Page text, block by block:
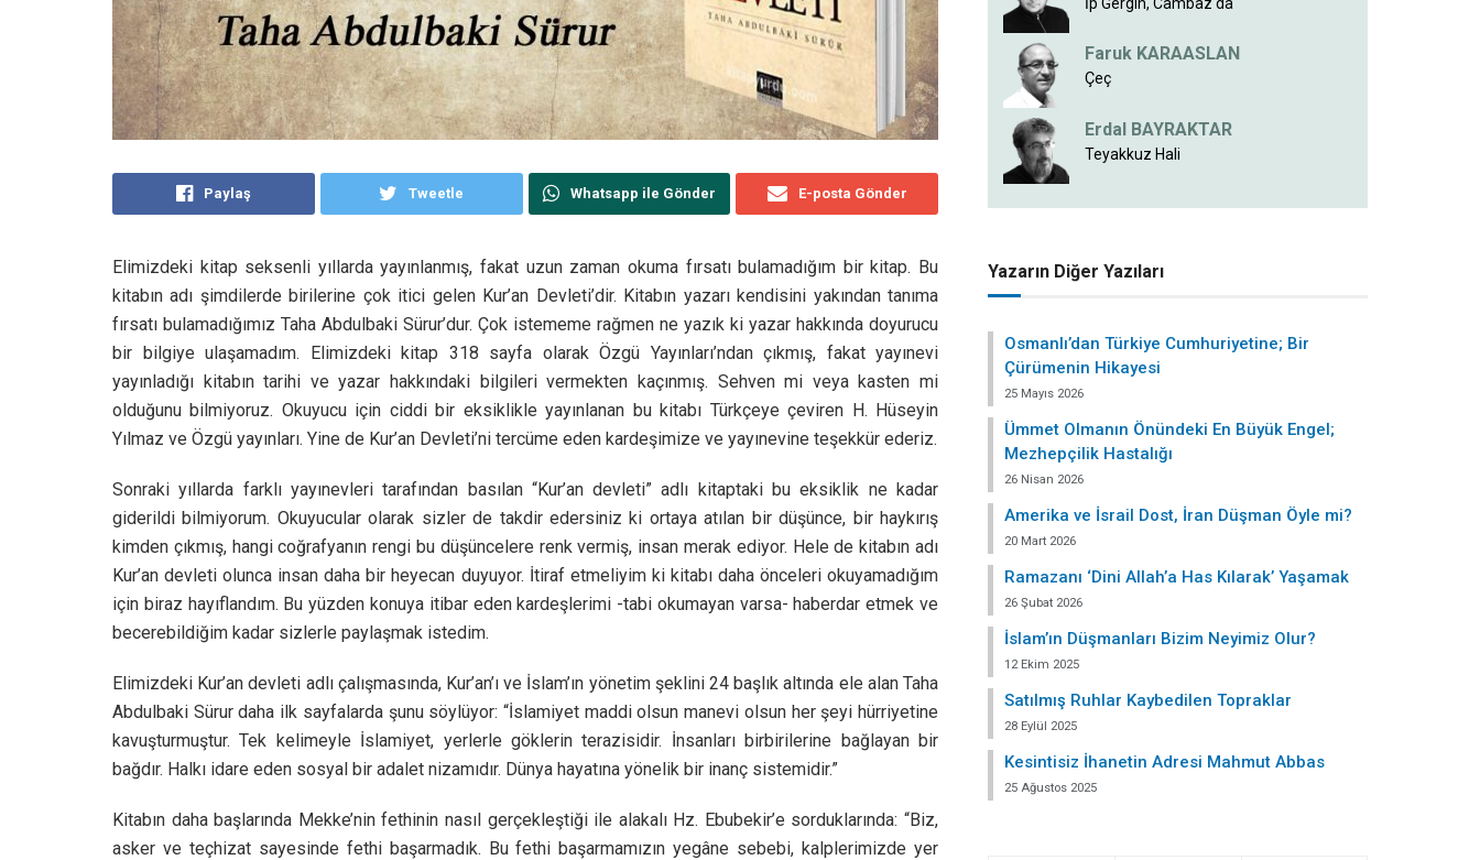
Paylaş Tweetle Whatsapp ile Gönder E-posta Gönder
Elimizdeki kitap seksenli yıllarda yayınlanmış, fakat uzun zaman okuma fırsatı bulamadığım bir kitap. Bu
kitabın adı şimdilerde birilerine çok itici gelen Kur’an Devleti’dir. Kitabın yazarı kendisini yakından tanıma
fırsatı bulamadığımız Taha Abdulbaki Sürur’dur. Çok istememe rağmen ne yazık ki yazar hakkında doyurucu
bir bilgiye ulaşamadım. Elimizdeki kitap 318 sayfa olarak Özgü Yayınları’ndan çıkmış, fakat yayınevi
yayınladığı kitabın tarihi ve yazar hakkındaki bilgileri vermekten kaçınmış. Sehven mi veya kasten mi
olduğunu bilmiyoruz. Okuyucu için ciddi bir eksiklikle yayınlanan bu kitabı Türkçeye çeviren H. Hüseyin
Yılmaz ve Özgü yayınları. Yine de Kur’an Devleti’ni tercüme eden kardeşimize ve yayınevine teşekkür ederiz.
Sonraki yıllarda farklı yayınevleri tarafından basılan “Kur’an devleti” adlı kitaptaki bu eksiklik ne kadar
giderildi bilmiyorum. Okuyucular olarak sizler de takdir edersiniz ki ortaya atılan bir düşünce, bir haykırış
kimden çıkmış, hangi coğrafyanın rengi bu düşüncelere renk vermiş, insan merak ediyor. Hele de kitabın adı
Kur’an devleti olunca insan daha bir heyecan duyuyor. İtiraf etmeliyim ki kitabı daha önceleri okuyamadığım
için biraz hayıflandım. Bu yüzden konuya itibar eden kardeşlerimi -tabi okumayan varsa- haberdar etmek ve
becerebildiğim kadar sizlerle paylaşmak istedim.
Elimizdeki Kur’an devleti adlı çalışmasında, Kur’an’ı ve İslam’ın yönetim şeklini 24 başlık altında ele alan Taha
Abdulbaki Sürur daha ilk sayfalarda şunu söylüyor: “İslamiyet maddi olsun manevi olsun her şeyi hürriyetine
kavuşturmuştur. Tek kelimeyle İslamiyet, yerlerle göklerin terazisidir. İnsanları birbirilerine bağlayan bir
bağdır. Halkı idare eden sosyal bir adalet nizamıdır. Dünya hayatına yönelik bir inanç sistemidir.”
Kitabın daha başlarında Mekke’nin fethinin nasıl gerçekleştiği ile alakalı Hz. Ebubekir’e sorduklarında: “Biz,
asker ve teçhizat sayesinde fethi başarmadık. Bu fethi başarmamızın yegâne sebebi, kalplerimizde yer
Faruk KARAASLAN
Çeç
Erdal BAYRAKTAR
Teyakkuz Hali
Yazarın Diğer Yazıları
Osmanlı’dan Türkiye Cumhuriyetine; Bir
Çürümenin Hikayesi
25 Mayıs 2026
Ümmet Olmanın Önündeki En Büyük Engel;
Mezhepçilik Hastalığı
26 Nisan 2026
Amerika ve İsrail Dost, İran Düşman Öyle mi?
20 Mart 2026
Ramazanı ‘Dini Allah’a Has Kılarak’ Yaşamak
26 Şubat 2026
İslam’ın Düşmanları Bizim Neyimiz Olur?
12 Ekim 2025
Satılmış Ruhlar Kaybedilen Topraklar
28 Eylül 2025
Kesintisiz İhanetin Adresi Mahmut Abbas
25 Ağustos 2025